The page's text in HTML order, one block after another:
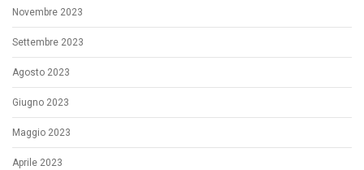
Novembre 2023
Settembre 2023
Agosto 2023
Giugno 2023
Maggio 2023
Aprile 2023